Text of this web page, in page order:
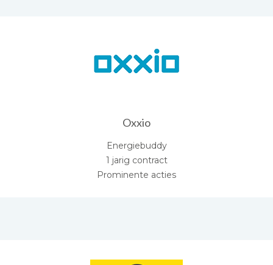
Oxxio
Energiebuddy
1 jarig contract
Prominente acties